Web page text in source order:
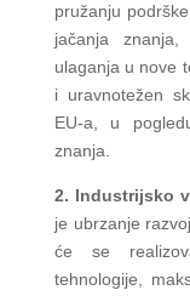
pružanju
jačanja
ulaganja u nove
i uravnotežen
EU-a, u
znanja.
2. Industrijsko
je ubrzanje
će se
tehnologije,